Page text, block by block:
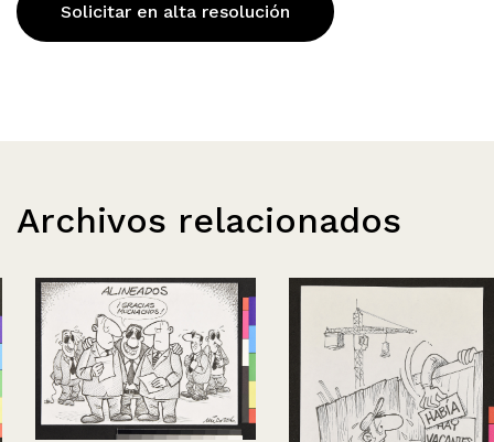
Solicitar en alta resolución
Archivos relacionados